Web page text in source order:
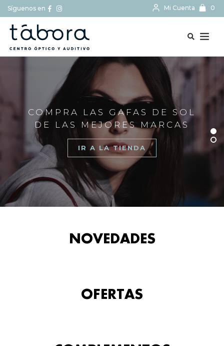
Síguenos en Mi Cuenta 0
COMPRA LAS GAFAS DE SOL
DE LAS MEJORES MARCAS
IR A LA TIENDA
NOVEDADES
OFERTAS